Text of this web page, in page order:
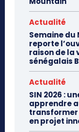
Actualité
Semaine du
reporte
raison de la
sénégalais
Actualité
SIN 2026 :
apprendre
en projet